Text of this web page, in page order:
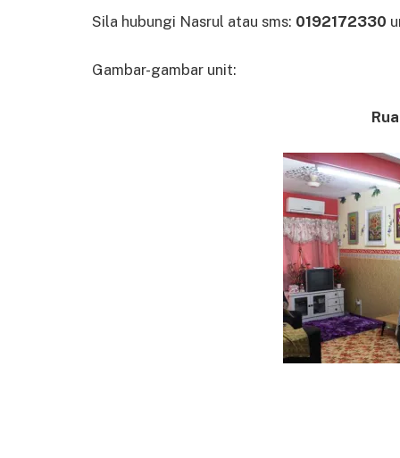
Sila hubungi Nasrul atau sms: 0192172330
Gambar-gambar unit: